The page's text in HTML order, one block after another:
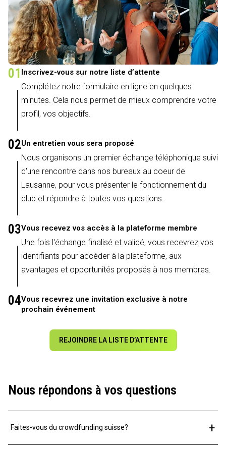
01 Inscrivez-vous sur notre liste d’attente
Complétez notre formulaire en ligne en quelques
minutes. Cela nous permet de mieux comprendre votre
profil, vos objectifs.
02Un entretien vous sera proposé
Nous organisons un premier échange téléphonique suivi
d'une rencontre dans nos bureaux au coeur de
Lausanne, pour vous présenter le fonctionnement du
club et répondre à toutes vos questions.
03Vous recevez vos accès à la plateforme membre
Une fois l'échange finalisé et validé, vous recevrez vos
identifiants pour accéder à la plateforme, aux
avantages et opportunités proposés à nos membres.
04Vous recevrez une invitation exclusive à notre
prochain événement
REJOINDRE LA LISTE D’ATTENTE
Nous répondons à vos questions
Faites-vous du crowdfunding suisse? +